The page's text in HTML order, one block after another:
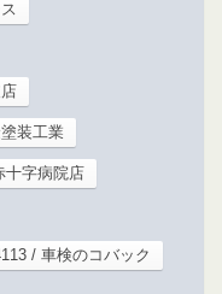
装工業
十字病院店
/ 車検のコバック